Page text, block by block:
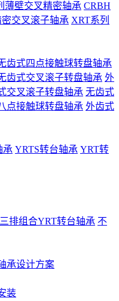
薄壁交叉精密轴承 CRBH
交叉滚子轴承 XRT系列
齿式四点接触球转盘轴承
齿式交叉滚子转盘轴承 外
交叉滚子转盘轴承 无齿式
点接触球转盘轴承 外齿式
承 YRTS转台轴承 YRT转
三排组合YRT转台轴承 不
承设计方案
装